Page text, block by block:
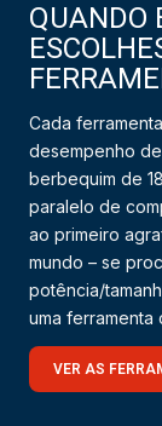
QUANDO
Cada
desempenho
berbequim de
paralelo de
ao primeiro
mundo – se
potência/
uma ferramenta
VER AS